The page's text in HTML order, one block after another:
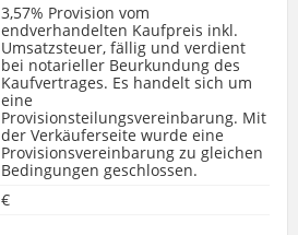
3,57% Provision vom
endverhandelten Kaufpreis inkl.
Umsatzsteuer, fällig und verdient
bei notarieller Beurkundung des
Kaufvertrages. Es handelt sich um
eine
Provisionsteilungsvereinbarung. Mit
der Verkäuferseite wurde eine
Provisionsvereinbarung zu gleichen
Bedingungen geschlossen.
€